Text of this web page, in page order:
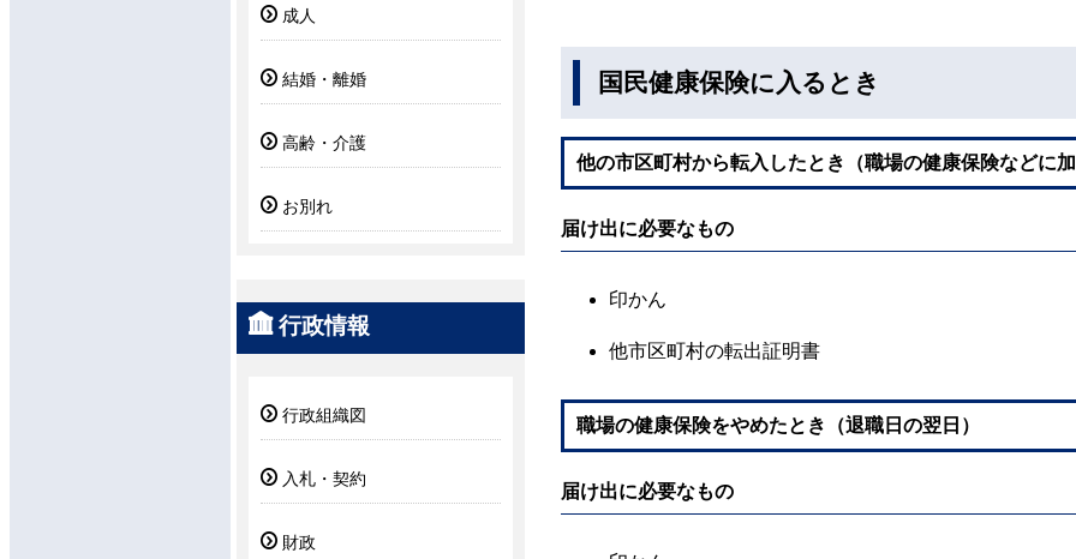
成人
結婚・離婚
高齢・介護
お別れ
行政情報
行政組織図
入札・契約
財政
国民健康保険に入るとき
他の市区町村から転入したとき（職場の健康保険などに
届け出に必要なもの
印かん
他市区町村の転出証明書
職場の健康保険をやめたとき（退職日の翌日）
届け出に必要なもの